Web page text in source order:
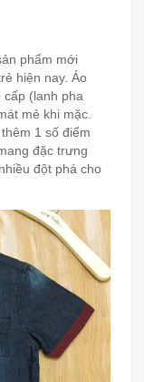
phẩm mới
hiện nay. Áo
(lanh pha
mẻ khi mặc.
1 số điểm
đặc trưng
đột phá cho